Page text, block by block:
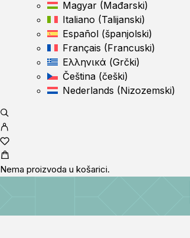
Magyar (Mađarski)
Italiano (Talijanski)
Español (španjolski)
Français (Francuski)
Ελληνικά (Grčki)
Čeština (češki)
Nederlands (Nizozemski)
Nema proizvoda u košarici.